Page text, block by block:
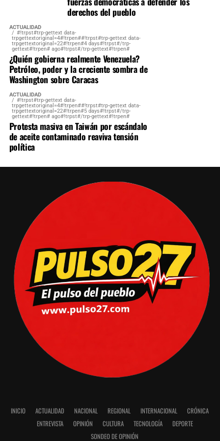
derechos del pueblo
ACTUALIDAD
#!trpst#trp-gettext data-
trpgettextoriginal=4#!trpen##!trpst#trp-gettext data-
trpgettextoriginal=22#!trpen#4 days#!trpst#/trp-
gettext#!trpen# ago#!trpst#/trp-gettext#!trpen#
¿Quién gobierna realmente Venezuela?
Petróleo, poder y la creciente sombra de
Washington sobre Caracas
ACTUALIDAD
#!trpst#trp-gettext data-
trpgettextoriginal=4#!trpen##!trpst#trp-gettext data-
trpgettextoriginal=22#!trpen#5 days#!trpst#/trp-
gettext#!trpen# ago#!trpst#/trp-gettext#!trpen#
Protesta masiva en Taiwán por escándalo
de aceite contaminado reaviva tensión
política
INICIO ACTUALIDAD NACIONAL REGIONAL INTERNACIONAL
CRÓNICA
ENTREVISTA
OPINIÓN CULTURA TECNOLOGÍA
DEPORTE
SONDEO DE OPINIÓN